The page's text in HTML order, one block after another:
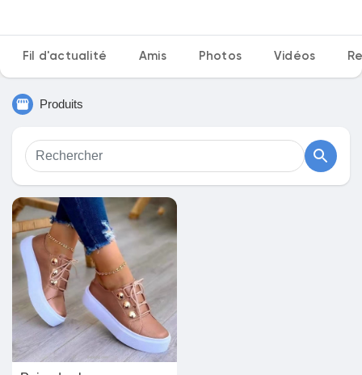
Mes produits
Découvrir Groupes
Mes groupes
Découvrir Pages
Fil d'actualité Amis Photos Vidéos
Produits